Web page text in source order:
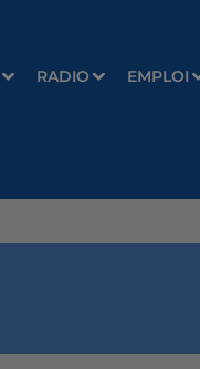
RADIO EMPLOI